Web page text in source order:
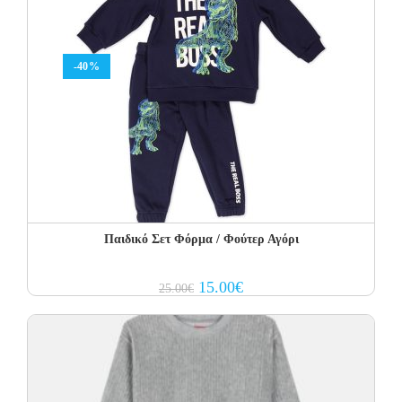
-40%
Παιδικό Σετ Φόρμα / Φούτερ Αγόρι
25.00€ Original
price
25.00€.
15.00€Current
price
15.00€.